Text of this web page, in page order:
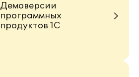
Демоверсии
программных
продуктов 1С